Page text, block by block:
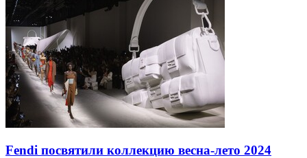
Fendi посвятили коллекцию весна-лето 2024